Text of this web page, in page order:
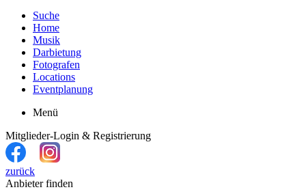
Suche
Home
Musik
Darbietung
Fotografen
Locations
Eventplanung
Menü
Mitglieder-Login & Registrierung
zurück
Anbieter finden